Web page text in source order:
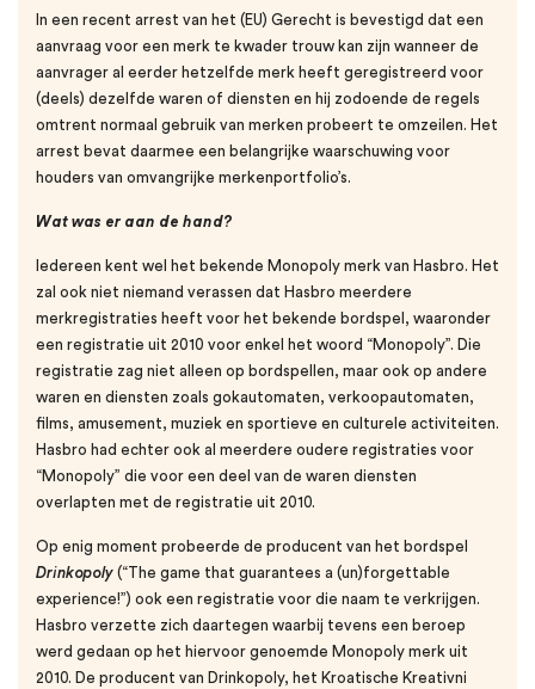
In een recent arrest van het (EU) Gerecht is bevestigd dat een
aanvraag voor een merk te kwader trouw kan zijn wanneer de
aanvrager al eerder hetzelfde merk heeft geregistreerd voor
(deels) dezelfde waren of diensten en hij zodoende de regels
omtrent normaal gebruik van merken probeert te omzeilen. Het
arrest bevat daarmee een belangrijke waarschuwing voor
houders van omvangrijke merkenportfolio’s.
Wat was er aan de hand?
Iedereen kent wel het bekende Monopoly merk van Hasbro. Het
zal ook niet niemand verassen dat Hasbro meerdere
merkregistraties heeft voor het bekende bordspel, waaronder
een registratie uit 2010 voor enkel het woord “Monopoly”. Die
registratie zag niet alleen op bordspellen, maar ook op andere
waren en diensten zoals gokautomaten, verkoopautomaten,
films, amusement, muziek en sportieve en culturele activiteiten.
Hasbro had echter ook al meerdere oudere registraties voor
“Monopoly” die voor een deel van de waren diensten
overlapten met de registratie uit 2010.
Op enig moment probeerde de producent van het bordspel
Drinkopoly (“The game that guarantees a (un)forgettable
experience!”) ook een registratie voor die naam te verkrijgen.
Hasbro verzette zich daartegen waarbij tevens een beroep
werd gedaan op het hiervoor genoemde Monopoly merk uit
2010. De producent van Drinkopoly, het Kroatische Kreativni